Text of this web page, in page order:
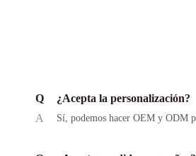
Q
¿Acepta la personalización?
A
Sí, podemos hacer OEM y ODM